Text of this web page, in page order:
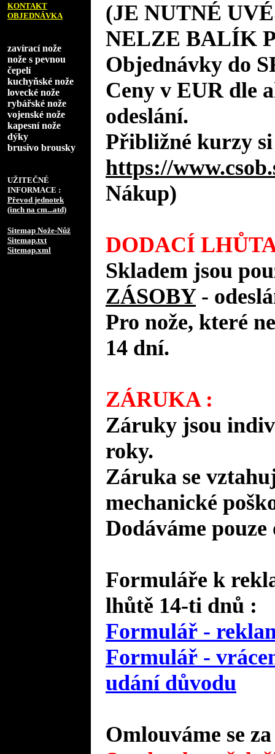
KONTAKT
OBJEDNÁVKA
zavírací nože
nože s pevnou
čepelí
kuchyňské nože
lovecké nože
rybářské nože
vojenské nože
kapesní nože
dýky
brusivo brousky
UŽITEČNÉ
INFORMACE :
Převod jednotek
(inch na cm...atd)
Sitemap Nože-Nůž
Sitemap.txt
Sitemap.xml
(JE NUTNÉ
NELZE BALÍK
Objednávky do
Ceny v EUR dle
odeslání.
Přibližné kurzy si
https://
Nákup)
DODACÍ
Skladem jsou
ZÁSOBY -
Pro nože, které
14 dní.
ZÁRUKA :
Záruky jsou
roky.
Záruka se
mechanické
Dodáváme
Formuláře k
lhůtě 14-ti dnů :
Formulář -
Formulář -
udání důvodu
Omlouváme se